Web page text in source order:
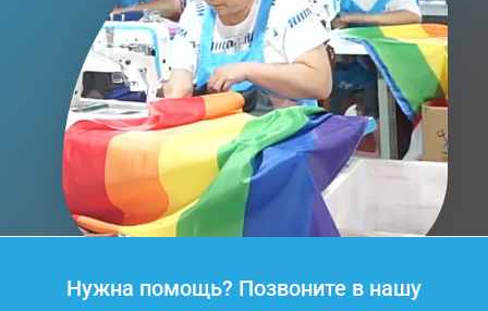
Нужна помощь? Позвоните в нашу